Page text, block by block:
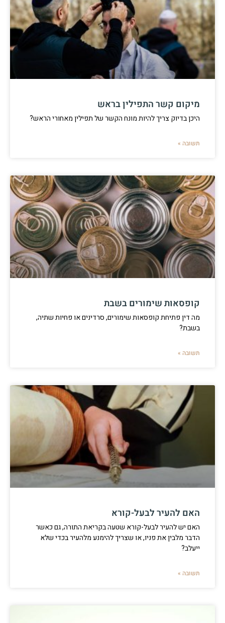
מיקום קשר התפילין בראש
היכן בדיוק צריך להיות מונח הקשר של תפילין מאחורי הראש?
תשובה »
קופסאות שימורים בשבת
מה דין פתיחת קופסאות שימורים, סרדינים או פחיות שתיה,
בשבת?
תשובה »
האם להעיר לבעל-קורא
האם יש להעיר לבעל-קורא שטעה בקריאת התורה, גם כאשר
הדבר מלבין את פניו, או שצריך להימנע מלהעיר בכדי שלא
ייעלב?
תשובה »